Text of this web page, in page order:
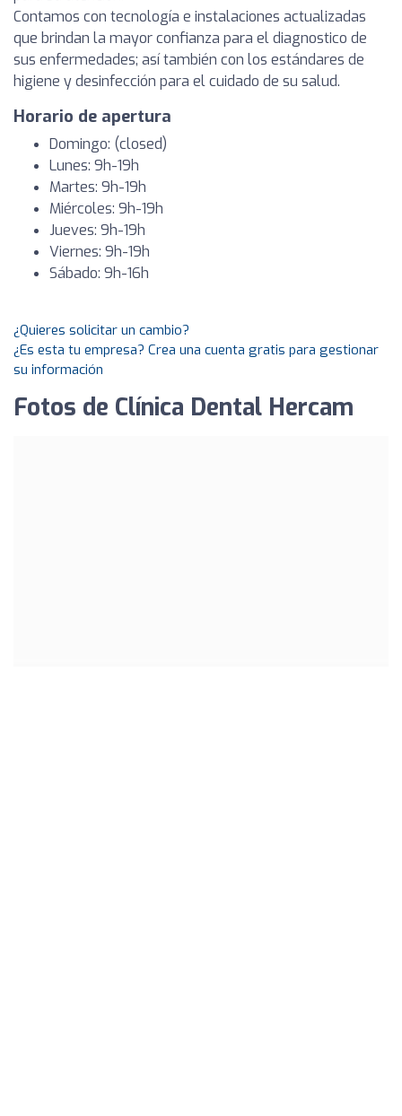
Contamos con tecnología e instalaciones actualizadas
que brindan la mayor confianza para el diagnostico de
sus enfermedades; así también con los estándares de
higiene y desinfección para el cuidado de su salud.
Horario de apertura
Domingo: (closed)
Lunes: 9h-19h
Martes: 9h-19h
Miércoles: 9h-19h
Jueves: 9h-19h
Viernes: 9h-19h
Sábado: 9h-16h
¿Quieres solicitar un cambio?
¿Es esta tu empresa? Crea una cuenta gratis para gestionar
su información
Fotos de Clínica Dental Hercam